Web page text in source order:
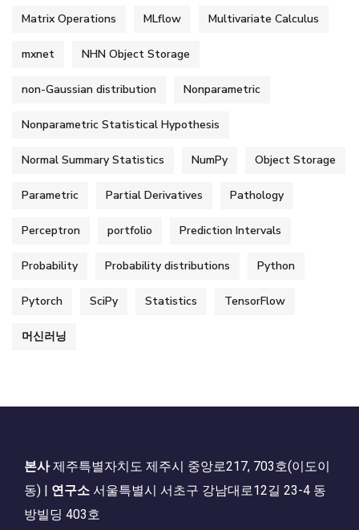
Matrix Operations MLflow Multivariate Calculus
mxnet NHN Object Storage
non-Gaussian distribution Nonparametric
Nonparametric Statistical Hypothesis
Normal Summary Statistics NumPy Object Storage
Parametric Partial Derivatives Pathology
Perceptron portfolio Prediction Intervals
Probability Probability distributions Python
Pytorch SciPy Statistics TensorFlow
머신러닝
본사제주특별자치도 제주시 중앙로217, 703호(이도이
동) | 연구소 서울특별시 서초구 강남대로12길 23-4 동
방빌딩 403호